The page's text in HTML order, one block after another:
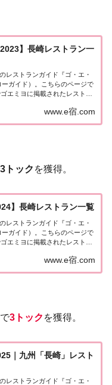
2023】長崎レストラン一
レストランガイド『ゴ・エ・
ーガイド）。こちらのページで
エミヨに掲載されたレストラ
リア」で「ゴ・エ・ミヨ2023」
軒。長崎市・...
www.e宿.com
3トック を獲得。
】長崎レストラン一覧
レストランガイド『ゴ・エ・
ーガイド）。こちらのページで
エミヨに掲載されたレストラ
リア」で「ゴ・エ・ミヨ2024」
軒。長崎市・...
www.e宿.com
3トック を獲得。
｜九州「長崎」レスト
レストランガイド『ゴ・エ・